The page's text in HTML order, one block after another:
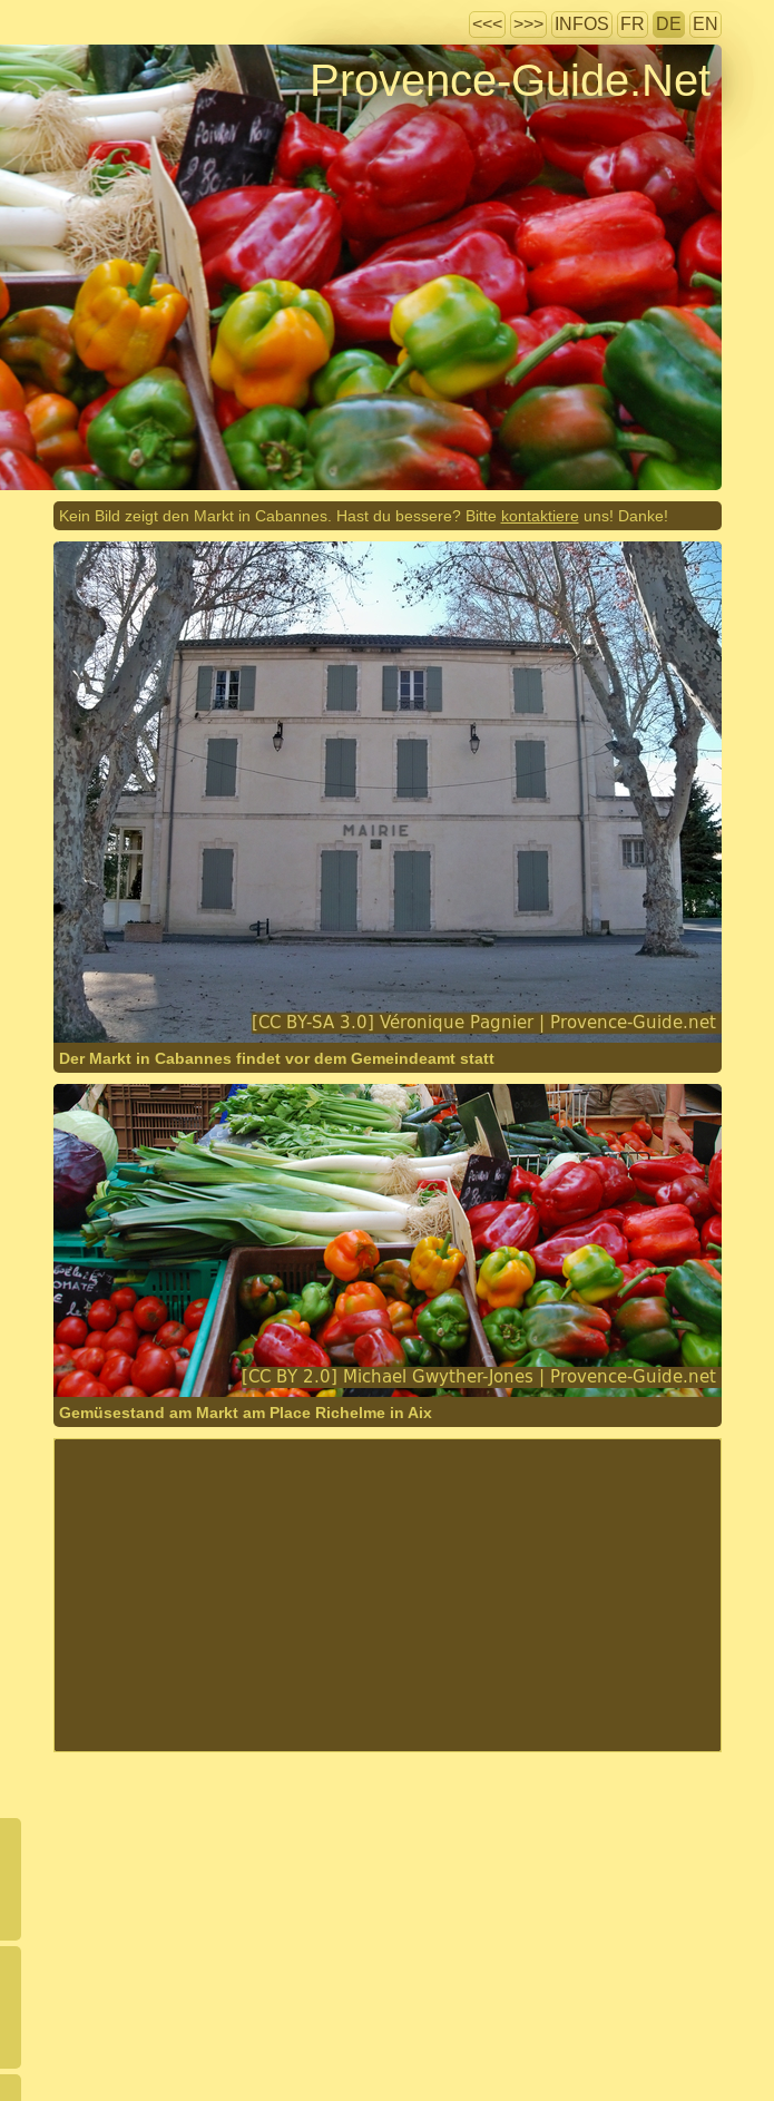
<<< >>> INFOS FR DE EN
Provence-Guide.Net
Kein Bild zeigt den Markt in Cabannes. Hast du bessere? Bitte kontaktiere uns! Danke!
Der Markt in Cabannes findet vor dem Gemeindeamt statt
Gemüsestand am Markt am Place Richelme in Aix